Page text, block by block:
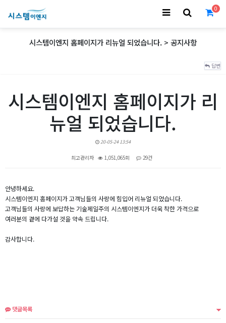
0
시스템이엔지 홈페이지가 리뉴얼 되었습니다. > 공지사항
답변
시스템이엔지 홈페이지가 리
뉴얼 되었습니다.
20-05-24 13:54
최고관리자 1,051,065회 29건
본문
안녕하세요.
시스템이엔지 홈페이지가 고객님들의 사랑에 힘입어 리뉴얼 되었습니다.
고객님들의 사랑에 보답하는 기술제일주의 시스템이엔지가 더욱 착한 가격으로
여러분의 곁에 다가설 것을 약속 드립니다.
감사합니다.
댓글목록